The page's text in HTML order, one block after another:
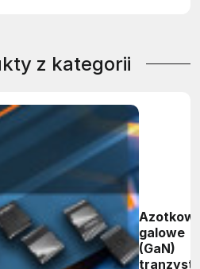
z kategorii
galowe
(GaN)